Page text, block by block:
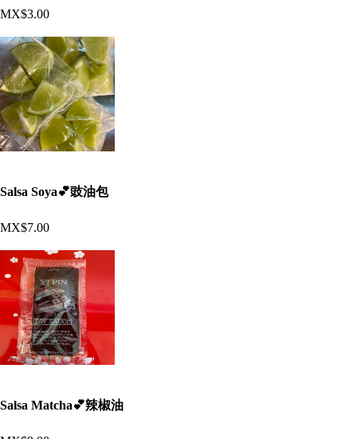
MX$3.00
Salsa Soya💕豉油包
MX$7.00
Salsa Matcha💕辣椒油